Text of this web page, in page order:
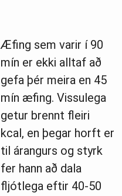
Æfing sem varir í 90
mín er ekki alltaf að
gefa þér meira en 45
mín æfing. Vissulega
getur brennt fleiri
kcal, en þegar horft er
til árangurs og styrk
fer hann að dala
fljótlega eftir 40-50